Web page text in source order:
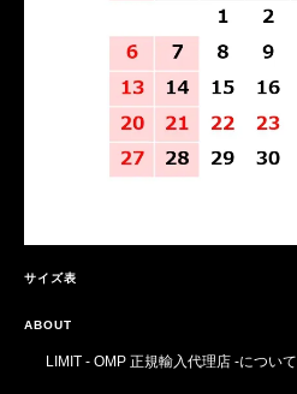
サイズ表
ABOUT
LIMIT - OMP 正規輸入代理店 -について